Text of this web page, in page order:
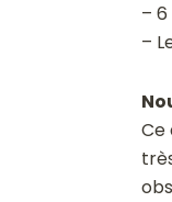
–
–
Ce